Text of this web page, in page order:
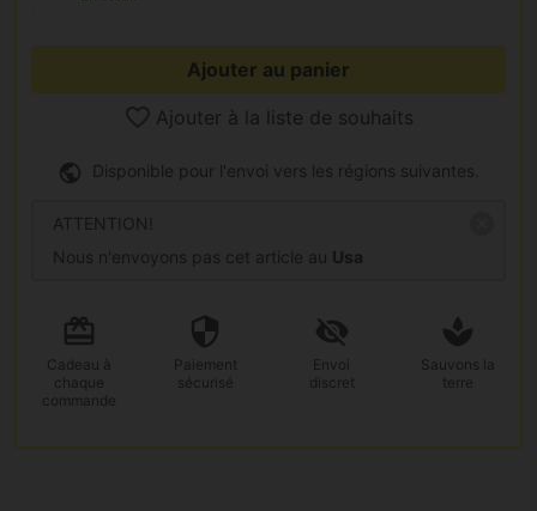
Ajouter au panier
Ajouter à la liste de souhaits
Disponible pour l'envoi vers les régions suivantes.
ATTENTION!
Nous n'envoyons pas cet article au Usa
Cadeau à
chaque
commande
Paiement
sécurisé
Envoi
discret
Sauvons la
terre